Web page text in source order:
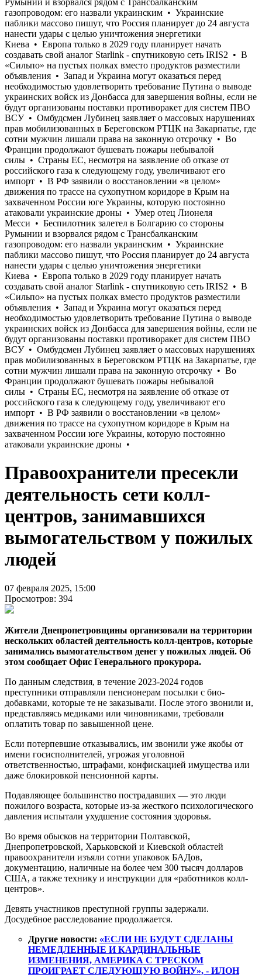
Правоохранители пресекли
деятельность сети колл-
центров, занимавшихся
вымогательством у пожилых
людей
07 февраля 2025, 15:00
Просмотров: 394
Жители Днепропетровщины организовали на территории
нескольких областей деятельность колл-центров, которые
занимались вымогательством денег у пожилых людей. Об
этом сообщает Офис Генерального прокурора.
По данным следствия, в течение 2023-2024 годов
преступники отправляли пенсионерам посылки с био-
добавками, которые те не заказывали. После этого звонили и,
представляясь медиками или чиновниками, требовали
оплатить товар по завышенной цене.
Если потерпевшие отказывались, им звонили уже якобы от
имени госисполнителей, угрожая уголовной
ответственностью, штрафами, конфискацией имущества или
даже блокировкой пенсионной карты.
Подавляющее большинство пострадавших — это люди
пожилого возраста, которые из-за жесткого психологического
давления испытали ухудшение состояния здоровья.
Во время обысков на территории Полтавской,
Днепропетровской, Харьковской и Киевской областей
правоохранители изъяли сотни упаковок БАДов,
документацию, наличные на более чем 300 тысяч долларов
США, а также технику и инструкции для «работников колл-
центров».
Девять участников преступной группы задержали.
Досудебное расследование продолжается.
Другие новости: «ЕСЛИ НЕ БУДУТ СДЕЛАНЫ
НЕМЕДЛЕННЫЕ И КАРДИНАЛЬНЫЕ
ИЗМЕНЕНИЯ, АМЕРИКА С ТРЕСКОМ
ПРОИГРАЕТ СЛЕДУЮЩУЮ ВОЙНУ», - ИЛОН